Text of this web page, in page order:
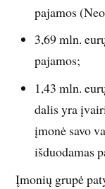
pajamos
3,69 mln.
pajamos;
1,43 mln.
dalis yra
įmonė savo
išduodamas
Įmonių grupė